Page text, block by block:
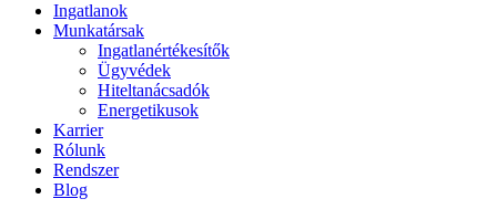
Ingatlanok
Munkatársak
Ingatlanértékesítők
Ügyvédek
Hiteltanácsadók
Energetikusok
Karrier
Rólunk
Rendszer
Blog